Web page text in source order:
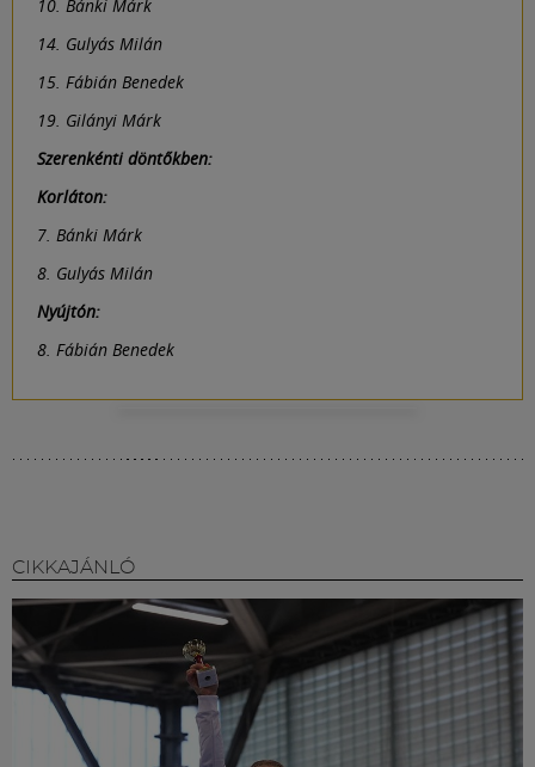
10. Bánki Márk
14. Gulyás Milán
15. Fábián Benedek
19. Gilányi Márk
Szerenkénti döntőkben:
Korláton:
7. Bánki Márk
8. Gulyás Milán
Nyújtón:
8. Fábián Benedek
CIKKAJÁNLÓ